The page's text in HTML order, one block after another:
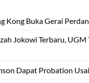
Kong Buka Gerai
Jokowi Terbaru, UGM
Dapat Probation